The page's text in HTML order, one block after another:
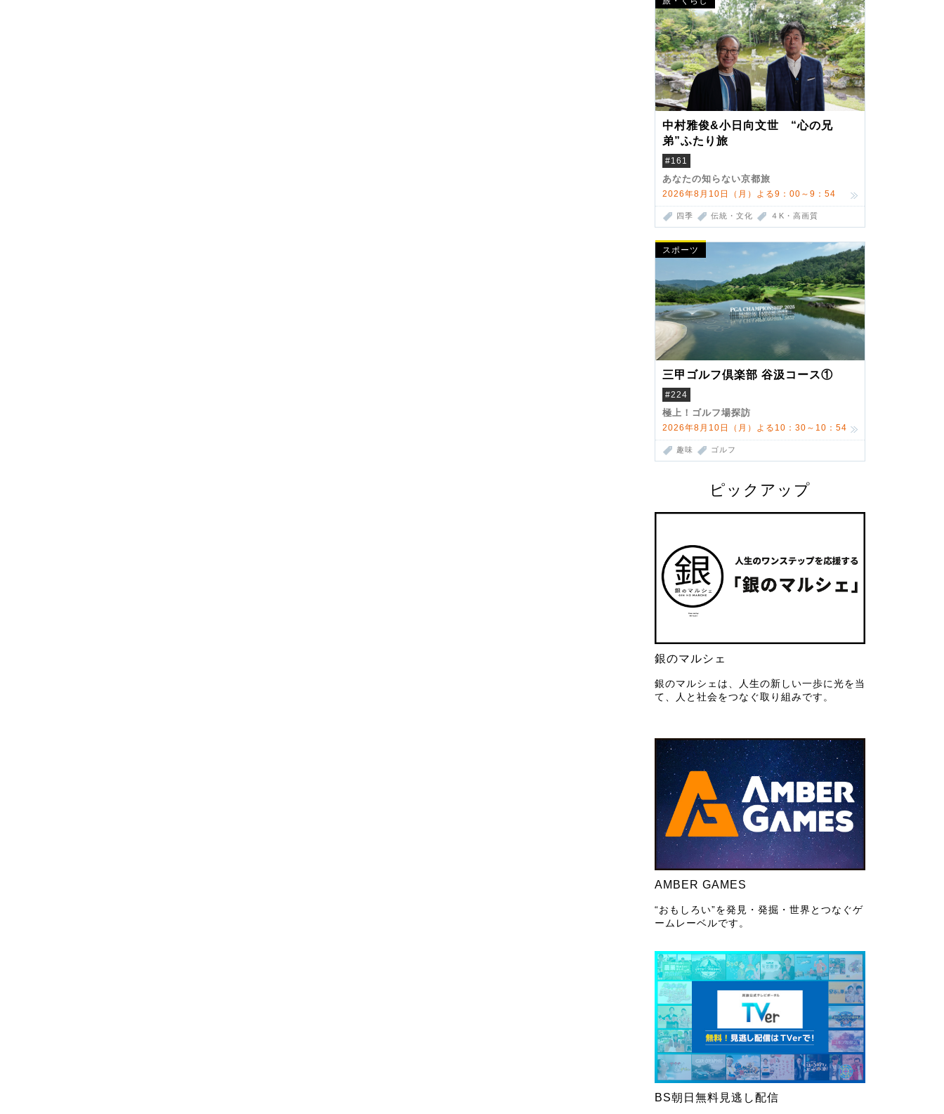
中村雅俊&小日向文世 “心の兄
弟”ふたり旅
#161
あなたの知らない京都旅
2026年8月10日（月）よる9：00～9：54
四季 伝統・文化 ４K・高画質
スポーツ
三甲ゴルフ倶楽部 谷汲コース①
#224
極上！ゴルフ場探訪
2026年8月10日（月）よる10：30～10：54
趣味 ゴルフ
ピックアップ
銀のマルシェ
銀のマルシェは、人生の新しい一歩に光を当
て、人と社会をつなぐ取り組みです。
AMBER GAMES
“おもしろい”を発見・発掘・世界とつなぐゲ
ームレーベルです。
BS朝日無料見逃し配信